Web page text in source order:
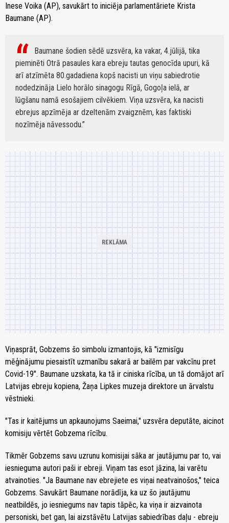
Inese Voika (AP), savukārt to iniciēja parlamentāriete Krista
Baumane (AP).
Baumane šodien sēdē uzsvēra, ka vakar, 4.jūlijā, tika
pieminēti Otrā pasaules kara ebreju tautas genocīda upuri, kā
arī atzīmēta 80.gadadiena kopš nacisti un viņu sabiedrotie
nodedzināja Lielo horālo sinagogu Rīgā, Gogoļa ielā, ar
lūgšanu namā esošajiem cilvēkiem. Viņa uzsvēra, ka nacisti
ebrejus apzīmēja ar dzeltenām zvaigznēm, kas faktiski
nozīmēja nāvessodu.
Viņasprāt, Gobzems šo simbolu izmantojis, kā "izmisīgu
mēģinājumu piesaistīt uzmanību sakarā ar bailēm par vakcīnu pret
Covid-19". Baumane uzskata, ka tā ir ciniska rīcība, un tā domājot arī
Latvijas ebreju kopiena, Žaņa Lipkes muzeja direktore un ārvalstu
vēstnieki.
"Tas ir kaitējums un apkaunojums Saeimai," uzsvēra deputāte, aicinot
komisiju vērtēt Gobzema rīcību.
Tikmēr Gobzems savu uzrunu komisijai sāka ar jautājumu par to, vai
iesnieguma autori paši ir ebreji. Viņam tas esot jāzina, lai varētu
atvainoties. "Ja Baumane nav ebrejiete es viņai neatvainošos," teica
Gobzems. Savukārt Baumane norādīja, ka uz šo jautājumu
neatbildēs, jo iesniegums nav tapis tāpēc, ka viņa ir aizvainota
personiski, bet gan, lai aizstāvētu Latvijas sabiedrības daļu - ebreju